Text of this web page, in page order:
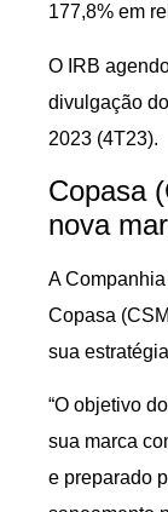
177,8% em
O IRB
divulgação
2023 (4T23).
Copasa
nova
A
Copasa
sua
“O objetivo
sua marca
e preparado